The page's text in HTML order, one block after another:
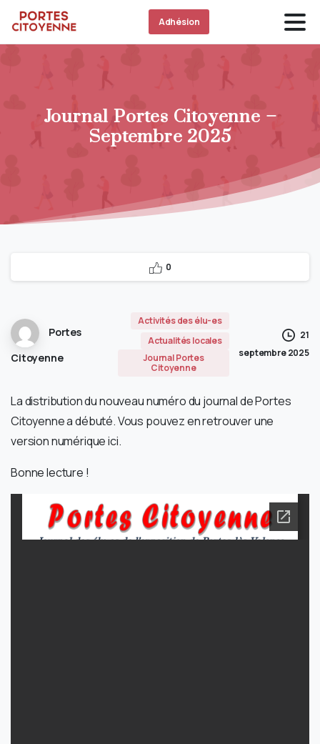
Adhésion
Journal Portes Citoyenne –
Septembre 2025
0
Portes
Citoyenne
Activités des élu-es
Actualités locales
Journal Portes
Citoyenne
21
septembre 2025
La distribution du nouveau numéro du journal de Portes
Citoyenne a débuté. Vous pouvez en retrouver une
version numérique ici.
Bonne lecture !